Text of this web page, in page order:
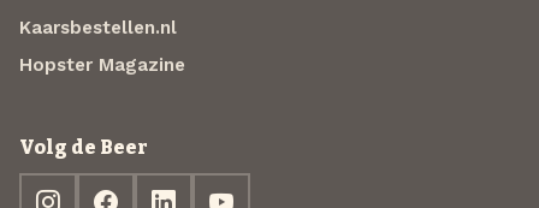
Kaarsbestellen.nl
Hopster Magazine
Volg de Beer